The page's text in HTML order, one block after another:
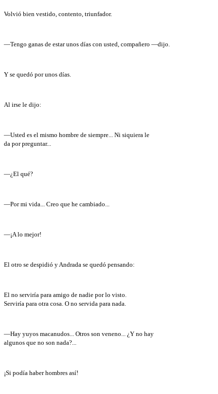
Volvió bien vestido, contento, triunfador.
—Tengo ganas de estar unos días con usted, compañero —dijo.
Y se quedó por unos días.
Al irse le dijo:
—Usted es el mismo hombre de siempre... Ni siquiera le
da por preguntar...
—¿El qué?
—Por mi vida... Creo que he cambiado...
—¡A lo mejor!
El otro se despidió y Andrada se quedó pensando:
El no serviría para amigo de nadie por lo visto.
Serviría para otra cosa. O no servida para nada.
—Hay yuyos macanudos... Otros son veneno... ¿Y no hay
algunos que no son nada?...
¡Si podía haber hombres así!